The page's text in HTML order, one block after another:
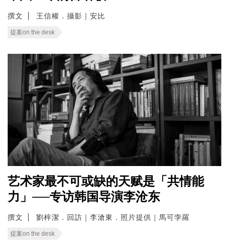
撰文 王信權．攝影｜安比
提案on the desk
艺术家最不可或缺的天赋是「共情能
力」──专访韩国导演李沧东
撰文 劉梓潔．回訪｜李滄東．照片提供｜馬可孛羅
提案on the desk